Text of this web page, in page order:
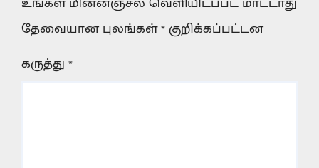
தேவையான புலங்கள்*குறிக்கப்பட்டன
கருத்து*